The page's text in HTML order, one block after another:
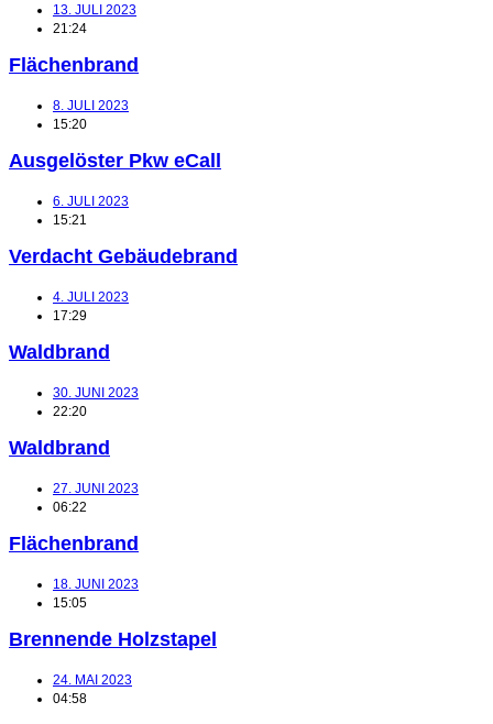
13. JULI 2023
21:24
Flächenbrand
8. JULI 2023
15:20
Ausgelöster Pkw eCall
6. JULI 2023
15:21
Verdacht Gebäudebrand
4. JULI 2023
17:29
Waldbrand
30. JUNI 2023
22:20
Waldbrand
27. JUNI 2023
06:22
Flächenbrand
18. JUNI 2023
15:05
Brennende Holzstapel
24. MAI 2023
04:58